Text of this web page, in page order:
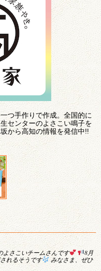
つ手作りで作成。全国的に
センターのよさこい鳴子を
から高知の情報を発信中!!
よさこいチームさんです
8月
れるそうです
みなさま、ぜひ